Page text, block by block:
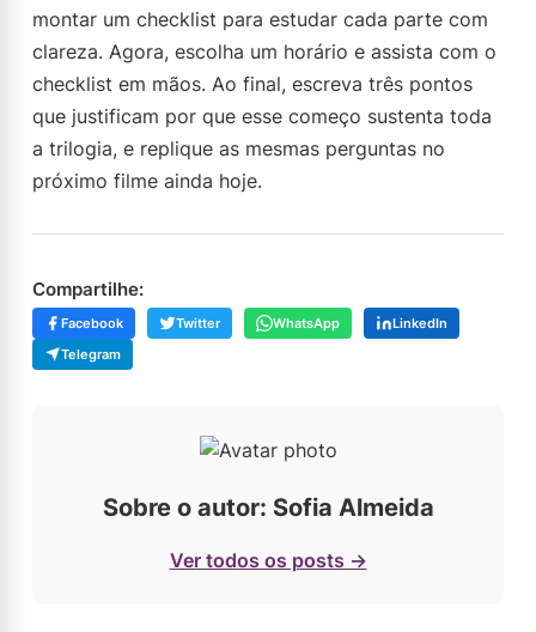
montar um checklist para estudar cada parte com
clareza. Agora, escolha um horário e assista com o
checklist em mãos. Ao final, escreva três pontos
que justificam por que esse começo sustenta toda
a trilogia, e replique as mesmas perguntas no
próximo filme ainda hoje.
Compartilhe:
Facebook Twitter WhatsApp
LinkedIn
Telegram
Sobre o autor: Sofia Almeida
Ver todos os posts →